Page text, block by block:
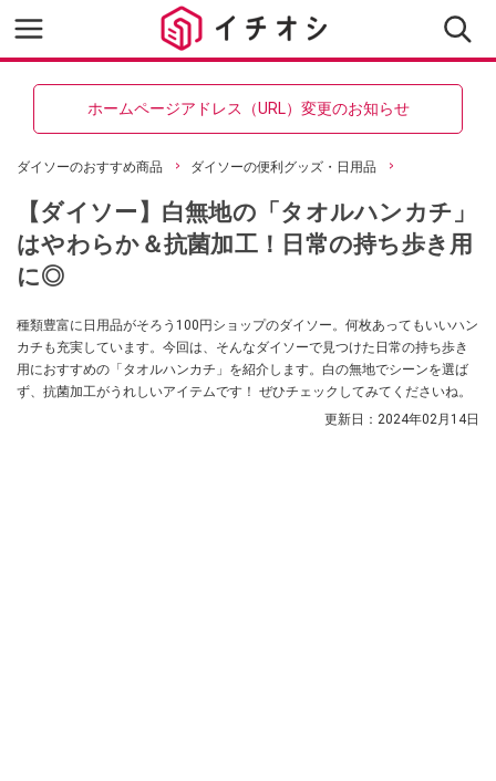
ホームページアドレス（URL）変更のお知らせ
ダイソーのおすすめ商品 ダイソーの便利グッズ・日用品
【ダイソー】白無地の「タオルハンカチ」
はやわらか＆抗菌加工！日常の持ち歩き用
に◎
種類豊富に日用品がそろう100円ショップのダイソー。何枚あってもいいハン
カチも充実しています。今回は、そんなダイソーで見つけた日常の持ち歩き
用におすすめの「タオルハンカチ」を紹介します。白の無地でシーンを選ば
ず、抗菌加工がうれしいアイテムです！ ぜひチェックしてみてくださいね。
更新日： 2024年02月14日